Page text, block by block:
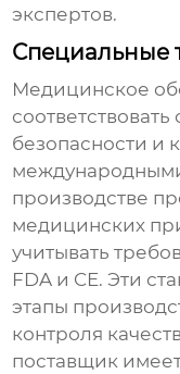
экспертов.
Специальные
Медицинское
безопасности и
производстве
медицинских
учитывать
FDA и CE. Эти
этапы
контроля
поставщик